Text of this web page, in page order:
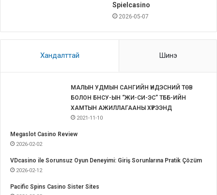
Spielcasino
2026-05-07
Хандалттай Шинэ
МАЛЫН УДМЫН САНГИЙН ҮНДЭСНИЙ ТӨВ
БОЛОН БНСУ-ЫН “ЖИ-СИ-ЭС” ТББ-ИЙН
ХАМТЫН АЖИЛЛАГААНЫ ХҮРЭЭНД
2021-11-10
Megaslot Casino Review
2026-02-02
VDcasino ile Sorunsuz Oyun Deneyimi: Giriş Sorunlarına Pratik Çözüm
2026-02-12
Pacific Spins Casino Sister Sites